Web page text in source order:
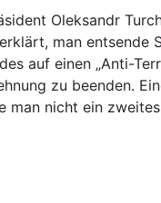
Oleksandr
man entsende
auf einen „Anti-
zu beenden.
man nicht ein